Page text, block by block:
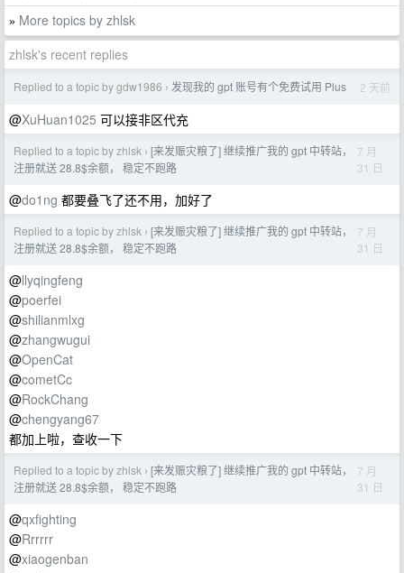
» More topics by zhlsk
zhlsk's recent replies
Replied to a topic by gdw1986 › 发现我的 gpt 账号有个免费试用 Plus 2 天前
@XuHuan1025 可以接非区代充
Replied to a topic by zhlsk › [来发赈灾粮了] 继续推广我的 gpt 中转站，
注册就送 28.8$余额， 稳定不跑路
7 月
31 日
@do1ng 都要叠飞了还不用，加好了
Replied to a topic by zhlsk › [来发赈灾粮了] 继续推广我的 gpt 中转站，
注册就送 28.8$余额， 稳定不跑路
7 月
31 日
@llyqingfeng
@poerfei
@shilianmlxg
@zhangwugui
@OpenCat
@cometCc
@RockChang
@chengyang67
都加上啦，查收一下
Replied to a topic by zhlsk › [来发赈灾粮了] 继续推广我的 gpt 中转站，
注册就送 28.8$余额， 稳定不跑路
7 月
31 日
@qxfighting
@Rrrrrr
@xiaogenban